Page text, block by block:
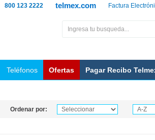
Factura
telmex.com
800 123 2222
Teléfonos Ofertas Pagar Recibo
Ordenar por: